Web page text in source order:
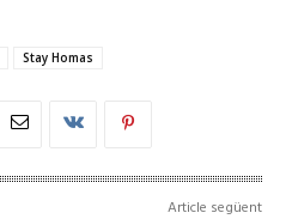
Stay Homas
Article següent